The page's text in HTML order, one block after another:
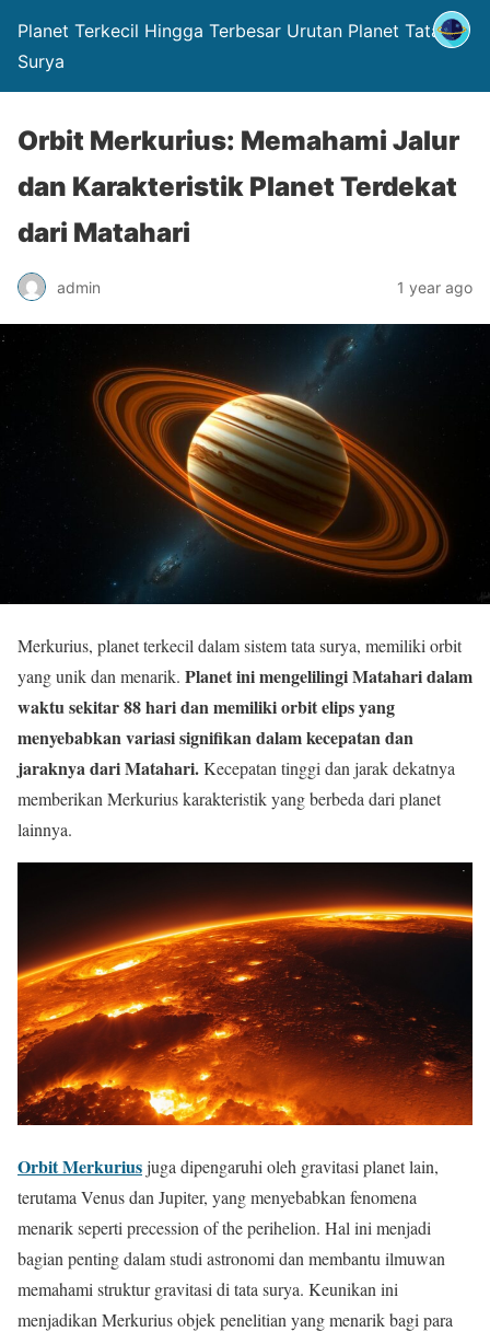
Planet Terkecil Hingga Terbesar Urutan Planet Tata
Surya
Orbit Merkurius: Memahami Jalur
dan Karakteristik Planet Terdekat
dari Matahari
admin 1 year ago
Merkurius, planet terkecil dalam sistem tata surya, memiliki orbit
yang unik dan menarik. Planet ini mengelilingi Matahari dalam
waktu sekitar 88 hari dan memiliki orbit elips yang
menyebabkan variasi signifikan dalam kecepatan dan
jaraknya dari Matahari.Kecepatan tinggi dan jarak dekatnya
memberikan Merkurius karakteristik yang berbeda dari planet
lainnya.
Orbit Merkuriusjuga dipengaruhi oleh gravitasi planet lain,
terutama Venus dan Jupiter, yang menyebabkan fenomena
menarik seperti precession of the perihelion. Hal ini menjadi
bagian penting dalam studi astronomi dan membantu ilmuwan
memahami struktur gravitasi di tata surya. Keunikan ini
menjadikan Merkurius objek penelitian yang menarik bagi para